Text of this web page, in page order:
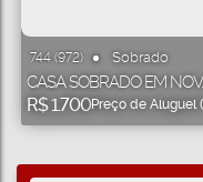
744 (972) Sobrado
R$1.700Preço de Aluguel
CASA SOBRADO EM